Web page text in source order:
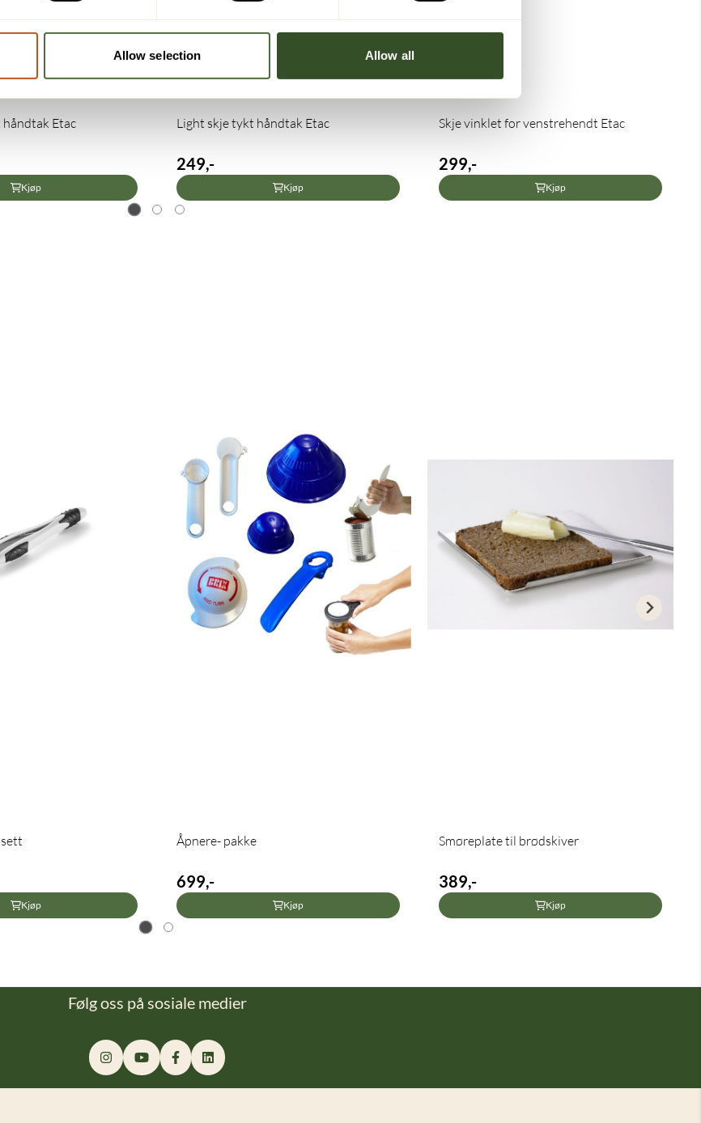
Allow selection Allow all
Etac
Kjøp
Light skje tykt håndtak Etac
249,-
Kjøp
Skje vinklet for venstrehendt Etac
299,-
Kjøp
Kjøp
Åpnere- pakke
699,-
Kjøp
Smøreplate til brødskiver
389,-
Kjøp
Følg oss på sosiale medier